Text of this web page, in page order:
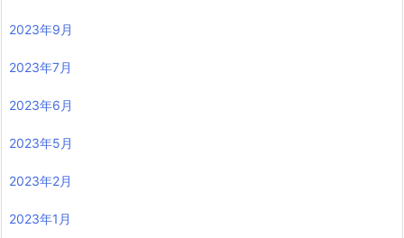
2023年9月
2023年7月
2023年6月
2023年5月
2023年2月
2023年1月